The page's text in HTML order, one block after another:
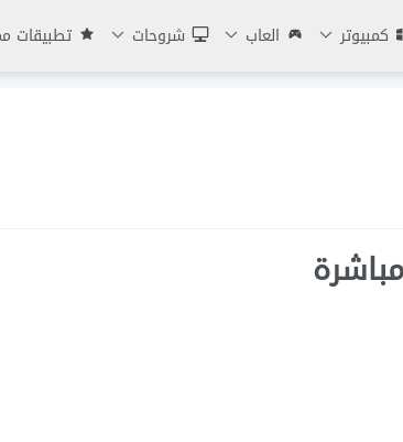
كمبيوتر العاب شروحات تطبيقات